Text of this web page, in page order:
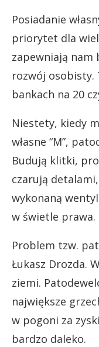
Posiadanie
priorytet dla
zapewniają nam
rozwój osobisty.
bankach na 20
Niestety, kiedy
własne “M”,
Budują klitki,
czarują
wykonaną
w świetle prawa.
Problem tzw.
Łukasz Drozda.
ziemi.
największe
w pogoni za
bardzo daleko.